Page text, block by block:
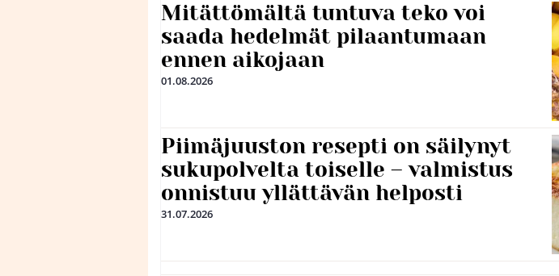
Mitättömältä tuntuva teko voi
saada hedelmät pilaantumaan
ennen aikojaan
01.08.2026
Piimäjuuston resepti on säilynyt
sukupolvelta toiselle – valmistus
onnistuu yllättävän helposti
31.07.2026